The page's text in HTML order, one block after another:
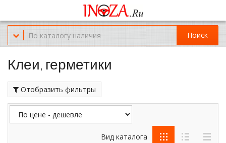
Офис обслуживания г.Краснодар (KRD) Куликова Поля 2 (магазин
Нож-мясо)
8-(967)-300-69-11
Поиск
Клеи, герметики
Отобразить фильтры
Вид каталога